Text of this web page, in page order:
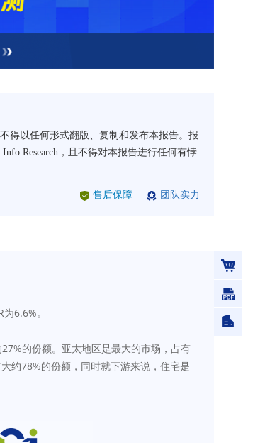
得以任何形式翻版、复制和发布本报告。报
Research，且不得对本报告进行任何有悖
售后保障 团队实力
6.6%。
的份额。亚太地区是最大的市场，占有
约78%的份额，同时就下游来说，住宅是